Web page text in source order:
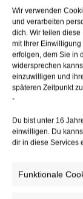
Wir verwenden
und verarbeiten
dich. Wir teilen
mit Ihrer
erfolgen, dem Sie in
widersprechen
einzuwilligen und
späteren Zeitpunkt
-
Du bist unter 16
einwilligen. Du
dir in diese Services
Funktionale
und dem
zu berechnen ist.
Flugstrecke wegen
und Zielflughafen
übersteigt, hat
Ausgleichs.
29/11/2017 /